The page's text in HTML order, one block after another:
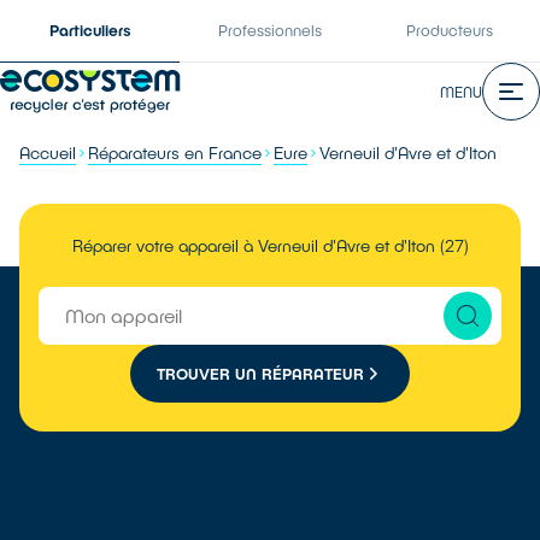
Particuliers Professionnels Producteurs
MENU
Accueil Réparateurs en France Eure Verneuil d'Avre et d'Iton
Réparer votre appareil à Verneuil d'Avre et d'Iton (27)
TROUVER UN RÉPARATEUR